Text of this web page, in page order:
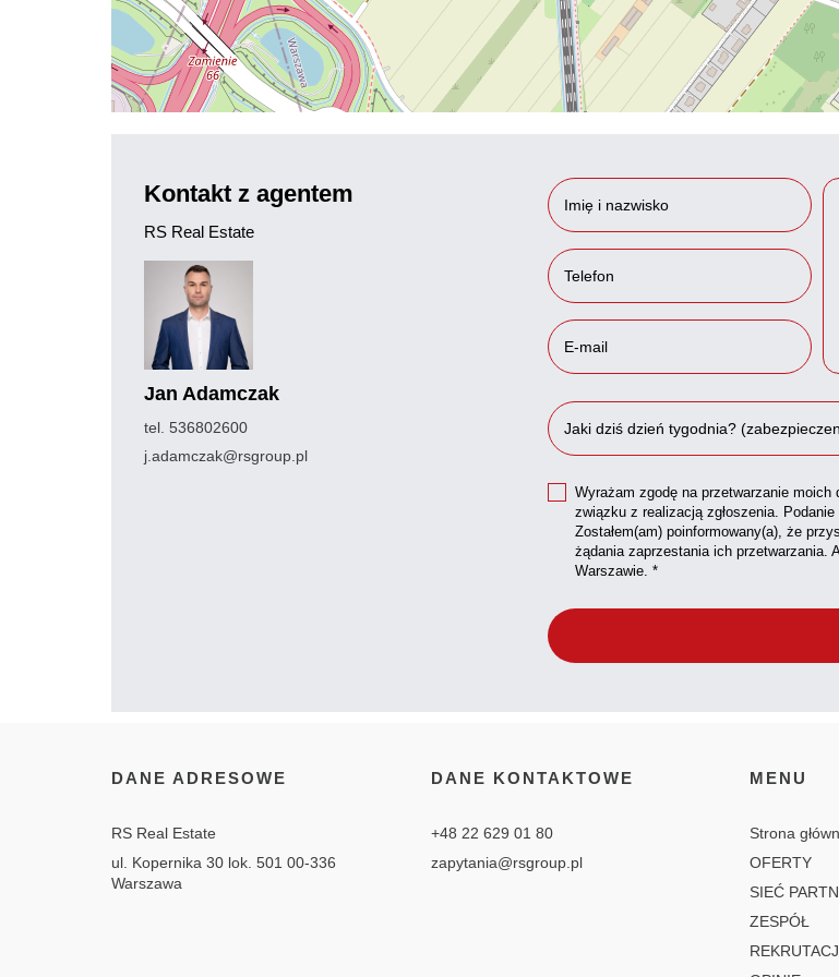
Kontakt z agentem
RS Real Estate
Jan Adamczak
tel. 536802600
j.adamczak@rsgroup.pl
Wyrażam zgodę na przetwarzanie
związku z realizacją zgłoszenia.
Zostałem(am) poinformowany(a), że
żądania zaprzestania ich przetwarzania.
Warszawie. *
DANE ADRESOWE
RS Real Estate
ul. Kopernika 30 lok. 501 00-336
Warszawa
DANE KONTAKTOWE
+48 22 629 01 80
zapytania@rsgroup.pl
MENU
Strona
OFERTY
SIEĆ
ZESPÓŁ